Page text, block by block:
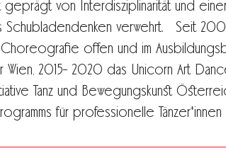
geprägt von Interdisziplinarität und
verwehrt. Seit
offen und im
2015- 2020 das Unicorn Art
Tanz und Bewegungskunst
für professionelle Tänzer*innen